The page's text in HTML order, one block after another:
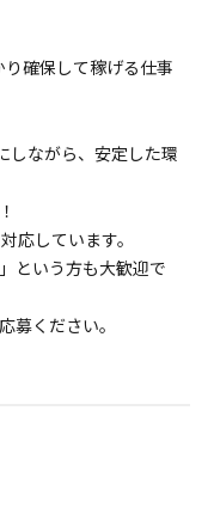
確保して稼げる仕事
しながら、安定した環
応しています。
という方も大歓迎で
募ください。